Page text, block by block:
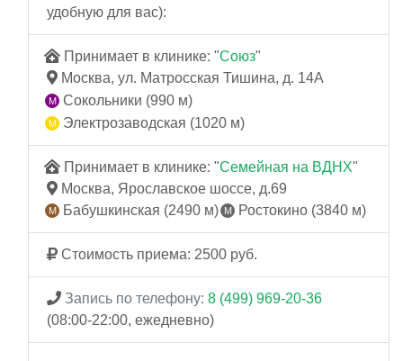
удобную для вас):
Принимает в клинике: "Союз"
Москва, ул. Матросская Тишина, д. 14А
Сокольники (990 м)
Электрозаводская (1020 м)
Принимает в клинике: "Семейная на ВДНХ"
Москва, Ярославское шоссе, д.69
Бабушкинская (2490 м)
Ростокино (3840 м)
Стоимость приема: 2500 руб.
Запись по телефону: 8 (499) 969-20-36
(08:00-22:00, ежедневно)